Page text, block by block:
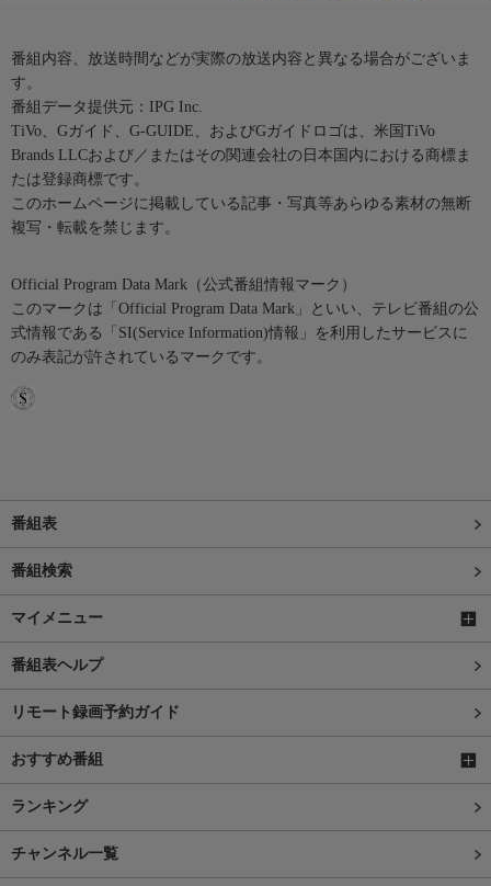
番組内容、放送時間などが実際の放送内容と異なる場合がございま
す。
番組データ提供元：IPG Inc.
TiVo、Gガイド、G-GUIDE、およびGガイドロゴは、米国TiVo
Brands LLCおよび／またはその関連会社の日本国内における商標ま
たは登録商標です。
このホームページに掲載している記事・写真等あらゆる素材の無断
複写・転載を禁じます。
Official Program Data Mark（公式番組情報マーク）
このマークは「Official Program Data Mark」といい、テレビ番組の公
式情報である「SI(Service Information)情報」を利用したサービスに
のみ表記が許されているマークです。
番組表
番組検索
マイメニュー
番組表ヘルプ
リモート録画予約ガイド
おすすめ番組
ランキング
チャンネル一覧